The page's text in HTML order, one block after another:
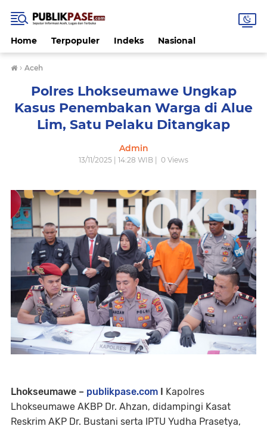
Home Terpopuler Indeks Nasional
› Aceh
Polres Lhokseumawe Ungkap
Kasus Penembakan Warga di Alue
Lim, Satu Pelaku Ditangkap
Admin
13/11/2025 | 14:28 WIB | 0 Views
Lhokseumawe – publikpase.com I Kapolres
Lhokseumawe AKBP Dr. Ahzan, didampingi Kasat
Reskrim AKP Dr. Bustani serta IPTU Yudha Prasetya,